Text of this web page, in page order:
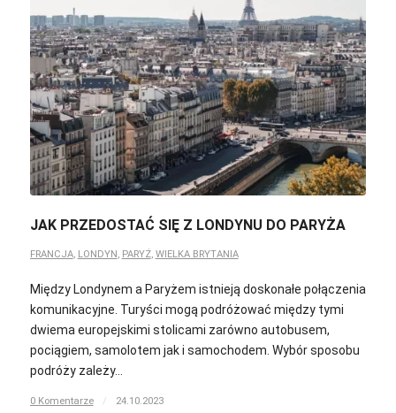
JAK PRZEDOSTAĆ SIĘ Z LONDYNU DO PARYŻA
FRANCJA, LONDYN, PARYŻ, WIELKA BRYTANIA
Między Londynem a Paryżem istnieją doskonałe połączenia
komunikacyjne. Turyści mogą podróżować między tymi
dwiema europejskimi stolicami zarówno autobusem,
pociągiem, samolotem jak i samochodem. Wybór sposobu
podróży zależy…
0 Komentarze / 24.10.2023